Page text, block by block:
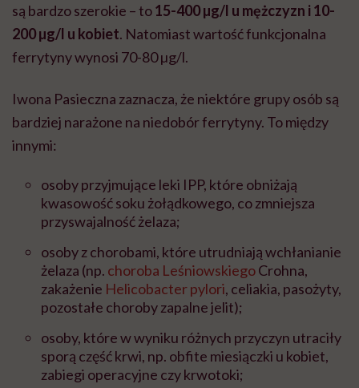
są bardzo szerokie – to15-400 µg/l u mężczyzn i 10-
200 µg/l u kobiet. Natomiast wartość funkcjonalna
ferrytyny wynosi 70-80 µg/l.
Iwona Pasieczna zaznacza, że niektóre grupy osób są
bardziej narażone na niedobór ferrytyny. To między
innymi:
osoby przyjmujące leki IPP, które obniżają
kwasowość soku żołądkowego, co zmniejsza
przyswajalność żelaza;
osoby z chorobami, które utrudniają wchłanianie
żelaza (np. choroba LeśniowskiegoCrohna,
zakażenie Helicobacter pylori, celiakia, pasożyty,
pozostałe choroby zapalne jelit);
osoby, które w wyniku różnych przyczyn utraciły
sporą część krwi, np. obfite miesiączki u kobiet,
zabiegi operacyjne czy krwotoki;